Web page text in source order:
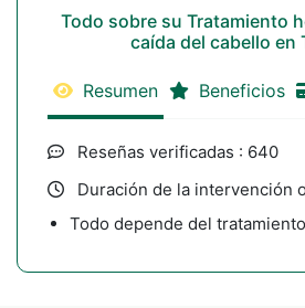
Todo sobre su Tratamiento
caída del cabello en
Resumen Beneficios
Reseñas verificadas : 640
Duración de la intervención
Todo depende del